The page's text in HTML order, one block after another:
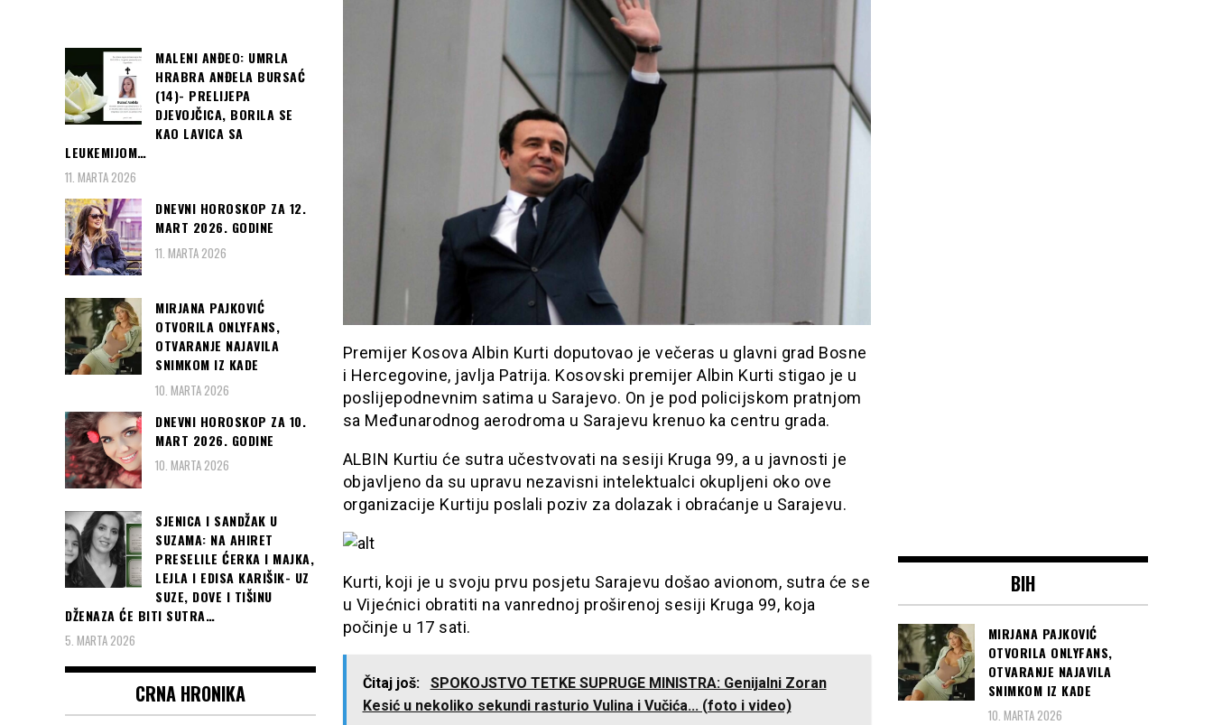
Premijer Kosova Albin Kurti doputovao je večeras u glavni grad Bosne
i Hercegovine, javlja Patrija. Kosovski premijer Albin Kurti stigao je u
poslijepodnevnim satima u Sarajevo. On je pod policijskom pratnjom
sa Međunarodnog aerodroma u Sarajevu krenuo ka centru grada.
ALBIN Kurtiu će sutra učestvovati na sesiji Kruga 99, a u javnosti je
objavljeno da su upravu nezavisni intelektualci okupljeni oko ove
organizacije Kurtiju poslali poziv za dolazak i obraćanje u Sarajevu.
Kurti, koji je u svoju prvu posjetu Sarajevu došao avionom, sutra će se
u Vijećnici obratiti na vanrednoj proširenoj sesiji Kruga 99, koja
počinje u 17 sati.
Čitaj još:
SPOKOJSTVO TETKE SUPRUGE MINISTRA: Genijalni Zoran
Kesić u nekoliko sekundi rasturio Vulina i Vučića... (foto i video)
MALENI ANĐEO: UMRLA
HRABRA ANĐELA BURSAĆ
(14)- PRELIJEPA
DJEVOJČICA, BORILA SE
KAO LAVICA SA
LEUKEMIJOM…
11. MARTA 2026
DNEVNI HOROSKOP ZA 12.
MART 2026. GODINE
11. MARTA 2026
MIRJANA PAJKOVIĆ
OTVORILA ONLYFANS,
OTVARANJE NAJAVILA
SNIMKOM IZ KADE
10. MARTA 2026
DNEVNI HOROSKOP ZA 10.
MART 2026. GODINE
10. MARTA 2026
SJENICA I SANDŽAK U
SUZAMA: NA AHIRET
PRESELILE ĆERKA I MAJKA,
LEJLA I EDISA KARIŠIK- UZ
SUZE, DOVE I TIŠINU
DŽENAZA ĆE BITI SUTRA…
5. MARTA 2026
CRNA HRONIKA
BIH
MIRJANA PAJKOVIĆ
OTVORILA ONLYFANS,
OTVARANJE NAJAVILA
SNIMKOM IZ KADE
10. MARTA 2026